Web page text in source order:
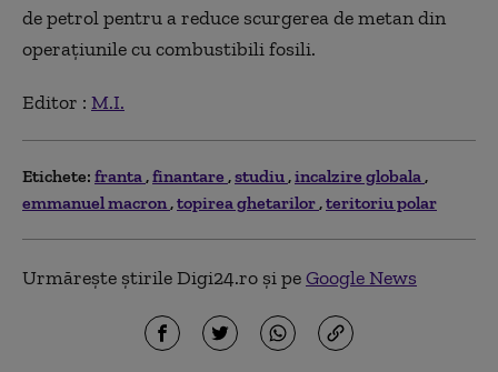
de petrol pentru a reduce scurgerea de metan din
operațiunile cu combustibili fosili.
Editor : M.I.
Etichete: franta finantare studiu incalzire globala
emmanuel macron topirea ghetarilor teritoriu polar
Urmărește știrile Digi24.ro și peGoogle News